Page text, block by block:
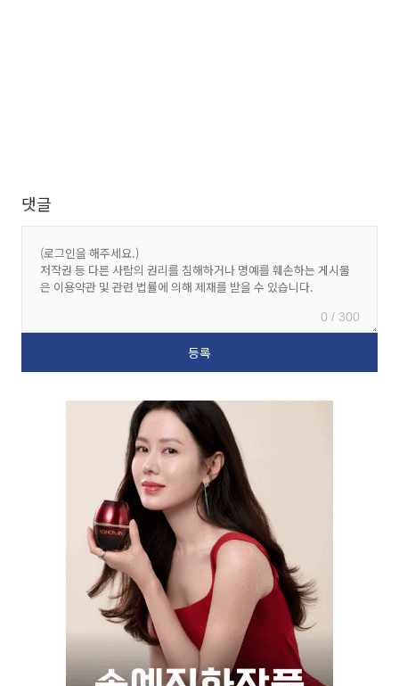
댓글
0 / 300